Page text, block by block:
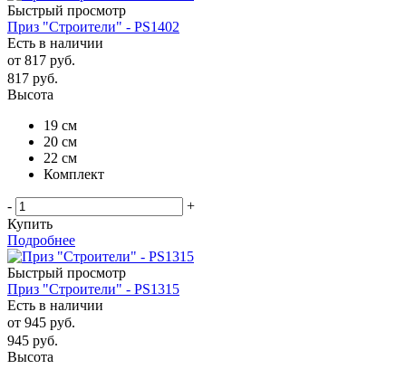
Быстрый просмотр
Приз "Строители" - PS1402
Есть в наличии
от 817 руб.
817 руб.
Высота
19 см
20 см
22 см
Комплект
-
+
Купить
Подробнее
Быстрый просмотр
Приз "Строители" - PS1315
Есть в наличии
от 945 руб.
945 руб.
Высота